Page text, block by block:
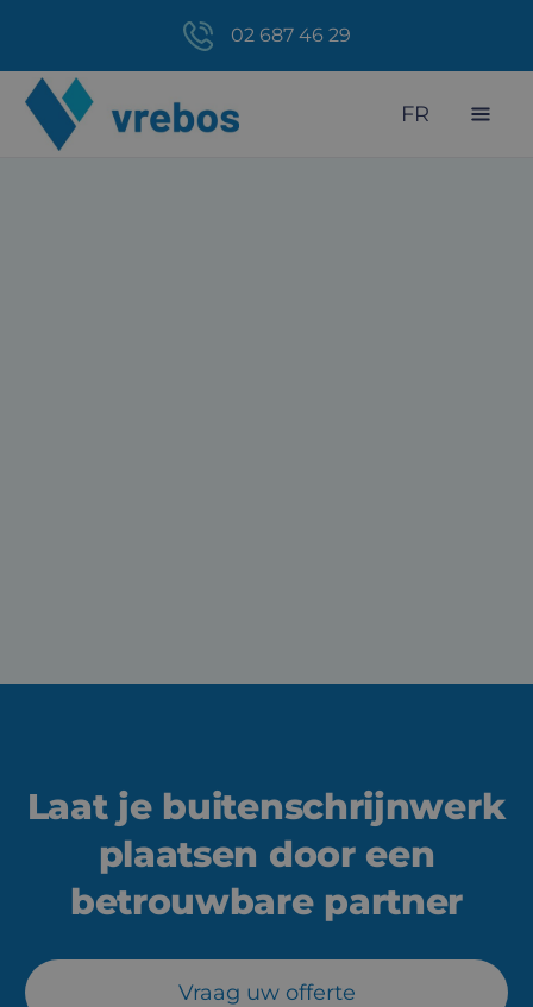
02 687 46 29
FR
Laat je buitenschrijnwerk
plaatsen door een
betrouwbare partner
Vraag uw offerte